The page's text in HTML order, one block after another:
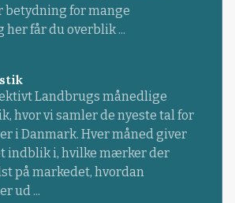
betydning for mange
får du overblik ...
Landbrugs månedlige
hvor vi samler de nyeste tal for
i Danmark. Hver måned giver
indblik i, hvilke mærker der
på markedet, hvordan
ud ...